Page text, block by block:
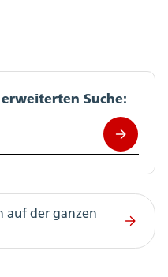
Suche:
auf der ganzen